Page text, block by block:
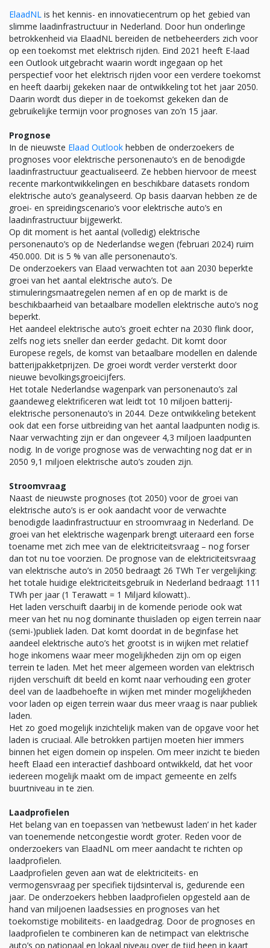
ElaadNL is het kennis- en innovatiecentrum op het gebied van
slimme laadinfrastructuur in Nederland. Door hun onderlinge
betrokkenheid via ElaadNL bereiden de netbeheerders zich voor
op een toekomst met elektrisch rijden. Eind 2021 heeft E-laad
een Outlook uitgebracht waarin wordt ingegaan op het
perspectief voor het elektrisch rijden voor een verdere toekomst
en heeft daarbij gekeken naar de ontwikkeling tot het jaar 2050.
Daarin wordt dus dieper in de toekomst gekeken dan de
gebruikelijke termijn voor prognoses van zo’n 15 jaar.
Prognose
In de nieuwste Elaad Outlook hebben de onderzoekers de
prognoses voor elektrische personenauto’s en de benodigde
laadinfrastructuur geactualiseerd. Ze hebben hiervoor de meest
recente markontwikkelingen en beschikbare datasets rondom
elektrische auto’s geanalyseerd. Op basis daarvan hebben ze de
groei- en spreidingscenario’s voor elektrische auto’s en
laadinfrastructuur bijgewerkt.
Op dit moment is het aantal (volledig) elektrische
personenauto’s op de Nederlandse wegen (februari 2024) ruim
450.000. Dit is 5 % van alle personenauto’s.
De onderzoekers van Elaad verwachten tot aan 2030 beperkte
groei van het aantal elektrische auto’s. De
stimuleringsmaatregelen nemen af en op de markt is de
beschikbaarheid van betaalbare modellen elektrische auto’s nog
beperkt.
Het aandeel elektrische auto’s groeit echter na 2030 flink door,
zelfs nog iets sneller dan eerder gedacht. Dit komt door
Europese regels, de komst van betaalbare modellen en dalende
batterijpakketprijzen. De groei wordt verder versterkt door
nieuwe bevolkingsgroeicijfers.
Het totale Nederlandse wagenpark van personenauto’s zal
gaandeweg elektrificeren wat leidt tot 10 miljoen batterij-
elektrische personenauto’s in 2044. Deze ontwikkeling betekent
ook dat een forse uitbreiding van het aantal laadpunten nodig is.
Naar verwachting zijn er dan ongeveer 4,3 miljoen laadpunten
nodig. In de vorige prognose was de verwachting nog dat er in
2050 9,1 miljoen elektrische auto’s zouden zijn.
Stroomvraag
Naast de nieuwste prognoses (tot 2050) voor de groei van
elektrische auto’s is er ook aandacht voor de verwachte
benodigde laadinfrastructuur en stroomvraag in Nederland. De
groei van het elektrische wagenpark brengt uiteraard een forse
toename met zich mee van de elektriciteitsvraag – nog forser
dan tot nu toe voorzien. De prognose van de elektriciteitsvraag
van elektrische auto’s in 2050 bedraagt 26 TWh Ter vergelijking:
het totale huidige elektriciteitsgebruik in Nederland bedraagt 111
TWh per jaar (1 Terawatt = 1 Miljard kilowatt)..
Het laden verschuift daarbij in de komende periode ook wat
meer van het nu nog dominante thuisladen op eigen terrein naar
(semi-)publiek laden. Dat komt doordat in de beginfase het
aandeel elektrische auto’s het grootst is in wijken met relatief
hoge inkomens waar meer mogelijkheden zijn om op eigen
terrein te laden. Met het meer algemeen worden van elektrisch
rijden verschuift dit beeld en komt naar verhouding een groter
deel van de laadbehoefte in wijken met minder mogelijkheden
voor laden op eigen terrein waar dus meer vraag is naar publiek
laden.
Het zo goed mogelijk inzichtelijk maken van de opgave voor het
laden is cruciaal. Alle betrokken partijen moeten hier immers
binnen het eigen domein op inspelen. Om meer inzicht te bieden
heeft Elaad een interactief dashboard ontwikkeld, dat het voor
iedereen mogelijk maakt om de impact gemeente en zelfs
buurtniveau in te zien.
Laadprofielen
Het belang van en toepassen van ‘netbewust laden’ in het kader
van toenemende netcongestie wordt groter. Reden voor de
onderzoekers van ElaadNL om meer aandacht te richten op
laadprofielen.
Laadprofielen geven aan wat de elektriciteits- en
vermogensvraag per specifiek tijdsinterval is, gedurende een
jaar. De onderzoekers hebben laadprofielen opgesteld aan de
hand van miljoenen laadsessies en prognoses van het
toekomstige mobiliteits- en laadgedrag. Door de prognoses en
laadprofielen te combineren kan de netimpact van elektrische
auto’s op nationaal en lokaal niveau over de tijd heen in kaart